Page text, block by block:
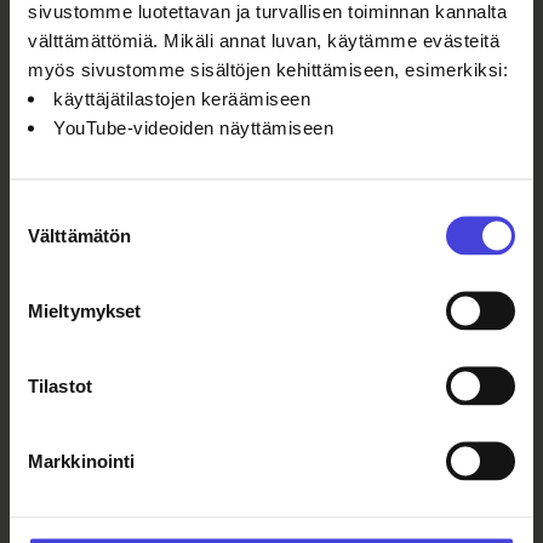
sivustomme luotettavan ja turvallisen toiminnan kannalta
välttämättömiä. Mikäli annat luvan, käytämme evästeitä
myös sivustomme sisältöjen kehittämiseen, esimerkiksi:
käyttäjätilastojen keräämiseen
YouTube-videoiden näyttämiseen
valinta
Välttämätön
Mieltymykset
Tilastot
Markkinointi
Oulu2026−kulttuuriohjelmaa Oulun
toimiessa Euroopan
kulttuuripääkaupunkina vuonna
2026.
Lue myös
Kesäillan kattauksen Juureva IS –
kunnasta